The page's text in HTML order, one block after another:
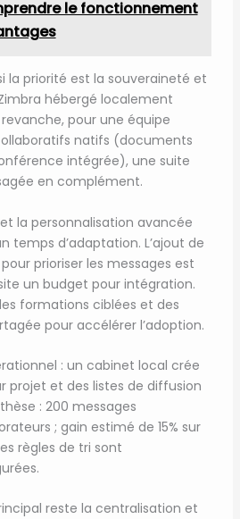
le fonctionnement
la priorité est la souveraineté et
hébergé localement
pour une équipe
natifs (documents
intégrée), une suite
en complément.
la personnalisation avancée
temps d’adaptation. L’ajout de
prioriser les messages est
un budget pour intégration.
formations ciblées et des
pour accélérer l’adoption.
: un cabinet local crée
projet et des listes de diffusion
: 200 messages
; gain estimé de 15% sur
règles de tri sont
reste la centralisation et